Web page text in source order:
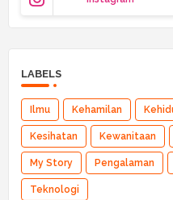
LABELS
Ilmu Kehamilan
Kesihatan Kewanitaan
My Story Pengalaman
Teknologi